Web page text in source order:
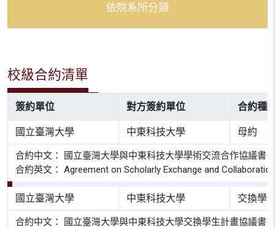
依院系所分類
校級合約清單
簽約單位 對方簽約單位 合約種
國立臺灣大學 中東科技大學 母約
合約中文： 國立臺灣大學與中東科技大學學術交流合作協議書
合約英文： Agreement on Scholarly Exchange and
國立臺灣大學 中東科技大學 交換學
合約中文： 國立臺灣大學與中東科技大學交換學生計畫協議書